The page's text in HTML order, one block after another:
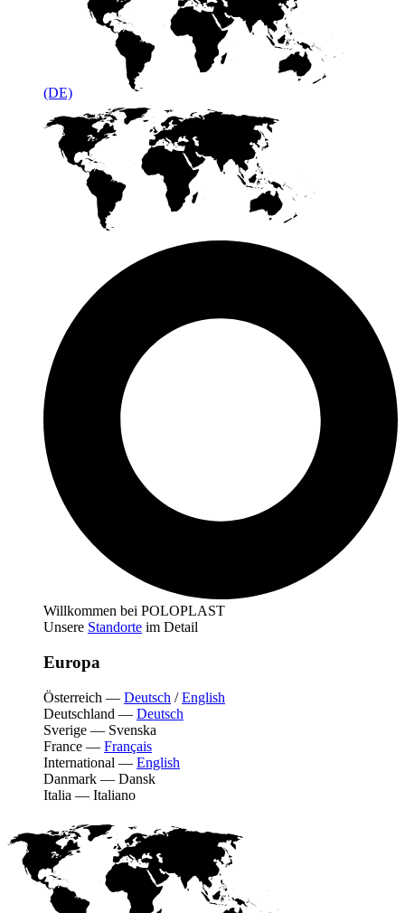
(DE)
Willkommen bei POLOPLAST
Unsere Standorte im Detail
Europa
Österreich — Deutsch /English
Deutschland — Deutsch
Sverige — Svenska
France — Français
International — English
Danmark — Dansk
Italia — Italiano